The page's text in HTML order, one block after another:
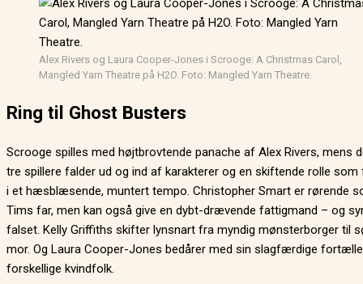
Alex Rivers og Laura Cooper-Jones i Scrooge: A Christmas Carol,
Mangled Yarn Theatre på H2O. Foto: Mangled Yarn Theatre.
Ring til Ghost Busters
Scrooge spilles med højtbrovtende panache af Alex Rivers, mens
tre spillere falder ud og ind af karakterer og en skiftende rolle
i et hæsblæsende, muntert tempo. Christopher Smart er rørende
Tims far, men kan også give en dybt-drævende fattigmand – og
falset. Kelly Griffiths skifter lynsnart fra myndig mønsterborger til
mor. Og Laura Cooper-Jones bedårer med sin slagfærdige
forskellige kvindfolk.